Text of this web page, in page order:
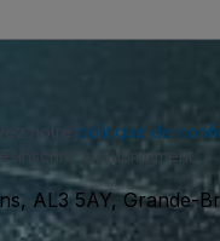
politique de
à tout moment.
AL3 5AY, Grande-